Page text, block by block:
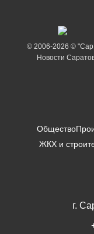
© 2006-2026 ©
Новости
Общество
ЖКХ и
г.